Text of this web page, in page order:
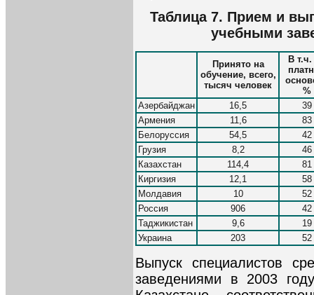
Таблица 7. Прием и
учебными
Принято на
обучение, всего,
тысяч человек
В т.ч.
%
Азербайджан
16,5
39
Армения
11,6
83
Белоруссия
54,5
42
Грузия
8,2
46
Казахстан
114,4
81
Киргизия
12,1
58
Молдавия
10
52
Россия
906
42
Таджикистан
9,6
19
Украина
203 52
Выпуск специалистов
заведениями в 2003